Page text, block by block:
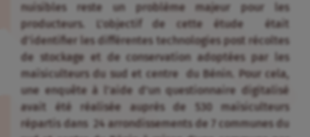
nuisibles reste un problème majeur pour les
producteurs. L’objectif de cette étude était
d’identifier les différentes technologies post récoltes
de stockage et de conservation adoptées par les
maïsiculteurs du sud et centre du Bénin. Pour cela,
une enquête à l’aide d’un questionnaire digitalisé
avait été réalisée auprès de 530 maïsiculteurs
répartis dans 24 arrondissements de 7 communes du